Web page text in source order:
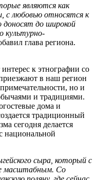
являются как
с любовью относятся к
доносят до широкой
культурно-
глава региона.
к этнографии со
в наш регион
но и
и традициями.
дома и
традиционный
сегодня делается
национальной
сыра, который с
масштабным. Со